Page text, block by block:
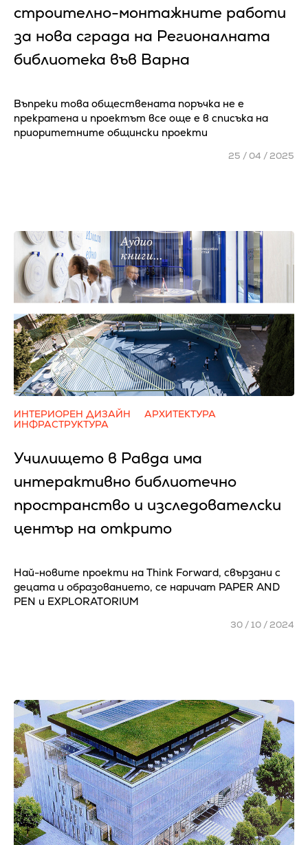
строително-монтажните работи
за нова сграда на Регионалната
библиотека във Варна
Въпреки това обществената поръчка не е
прекратена и проектът все още е в списъка на
приоритетните общински проекти
25 / 04 / 2025
ИНТЕРИОРЕН ДИЗАЙН
АРХИТЕКТУРА
ИНФРАСТРУКТУРА
Училището в Равда има
интерактивно библиотечно
пространство и изследователски
център на открито
Най-новите проекти на Think Forward, свързани с
децата и образованието, се наричат PAPER AND
PEN и EXPLORATORIUM
30 / 10 / 2024